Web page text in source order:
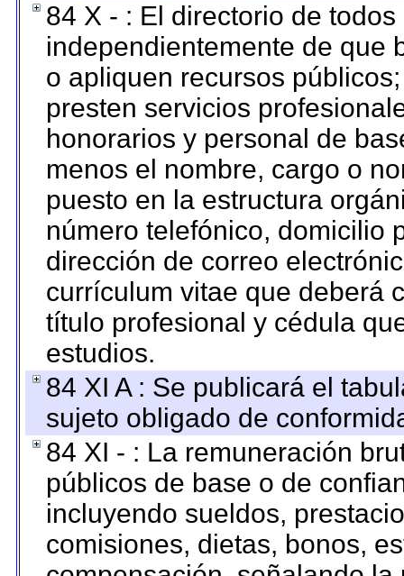
84 X - : El directorio de
independientemente de que
o apliquen recursos
presten servicios
honorarios y personal de
menos el nombre, cargo o
puesto en la estructura
número telefónico, domicilio
dirección de correo
currículum vitae que deberá
título profesional y cédula
estudios.
84 XI A : Se publicará el
sujeto obligado de
84 XI - : La remuneración
públicos de base o de
incluyendo sueldos,
comisiones, dietas, bonos,